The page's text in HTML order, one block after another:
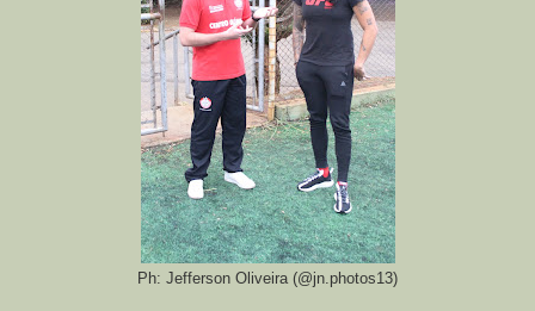
Ph: Jefferson Oliveira (@jn.photos13)